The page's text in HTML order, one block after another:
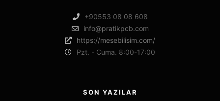
+90553 08 08 608
info@pratikpcb.com
https://mesebilisim.com/
Pzt. - Cuma. 8:00-17:00
SON YAZILAR